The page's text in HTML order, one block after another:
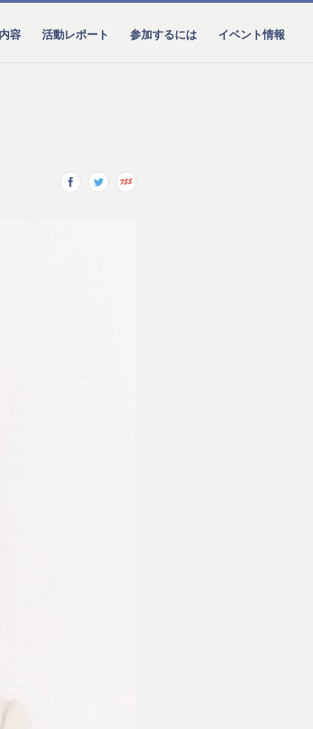
容 活動レポート 参加するには イベント情報